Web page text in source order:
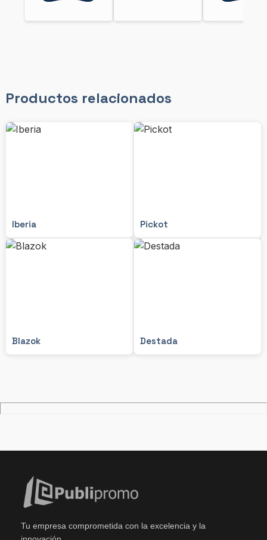
Productos relacionados
Iberia Pickot
Blazok Destada
Tu empresa comprometida con la excelencia y la